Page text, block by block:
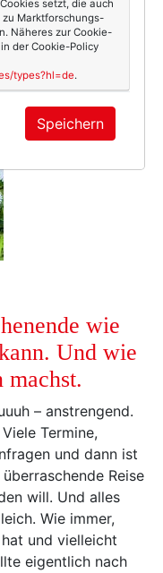
wie
Und wie
machst.
– anstrengend.
Termine,
und dann ist
Reise
will. Und alles
Wie immer,
und vielleicht
eigentlich nach
setzt, die auch
Marktforschungs-
Näheres zur Cookie-
der Cookie-Policy
types?hl=de.
Speichern